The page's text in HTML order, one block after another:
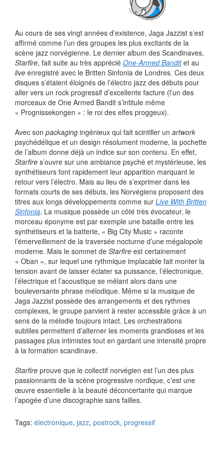
Au cours de ses vingt années d’existence, Jaga Jazzist s’est
affirmé comme l’un des groupes les plus excitants de la
scène jazz norvégienne. Le dernier album des Scandinaves,
Starfire, fait suite au très apprécié One-Armed Banditet au
live enregistré avec le Britten Sinfonia de Londres. Ces deux
disques s’étaient éloignés de l’électro jazz des débuts pour
aller vers un rock progressif d’excellente facture (l’un des
morceaux de One Armed Bandit s’intitule même
« Prognissekongen » : le roi des elfes proggeux).
Avec son packaging ingénieux qui fait scintiller un artwork
psychédélique et un design résolument moderne, la pochette
de l’album donne déjà un indice sur son contenu. En effet,
Starfire s’ouvre sur une ambiance psyché et mystérieuse, les
synthétiseurs font rapidement leur apparition marquant le
retour vers l’électro. Mais au lieu de s’exprimer dans les
formats courts de ses débuts, les Norvégiens proposent des
titres aux longs développements comme sur Live With Britten
Sinfonia. La musique possède un côté très évocateur, le
morceau éponyme est par exemple une bataille entre les
synthétiseurs et la batterie, « Big City Music » raconte
l’émerveillement de la traversée nocturne d’une mégalopole
moderne. Mais le sommet de Starfire est certainement
« Oban », sur lequel une rythmique implacable fait monter la
tension avant de laisser éclater sa puissance, l’électronique,
l’électrique et l’acoustique se mêlant alors dans une
bouleversante phrase mélodique. Même si la musique de
Jaga Jazzist possède des arrangements et des rythmes
complexes, le groupe parvient à rester accessible grâce à un
sens de la mélodie toujours intact. Les orchestrations
subtiles permettent d’alterner les moments grandioses et les
passages plus intimistes tout en gardant une intensité propre
à la formation scandinave.
Starfire prouve que le collectif norvégien est l’un des plus
passionnants de la scène progressive nordique, c’est une
œuvre essentielle à la beauté déconcertante qui marque
l’apogée d’une discographie sans failles.
Tags: électronique, jazz, postrock, progressif